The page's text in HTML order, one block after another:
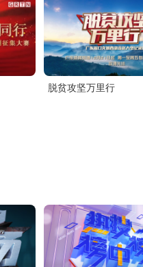
脱贫攻坚万里行